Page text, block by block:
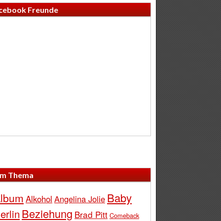
Freunde
Thema
Alkohol Angelina Jolie Baby
Beziehung Brad Pitt Comeback